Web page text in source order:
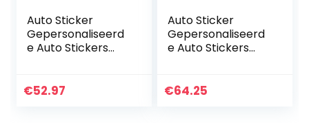
Auto Sticker
Gepersonaliseerd
e Auto Stickers
Styling Stick Auto
€52.97
Auto Sticker
Gepersonaliseerd
e Auto Stickers
Styling Stick Auto
€64.25